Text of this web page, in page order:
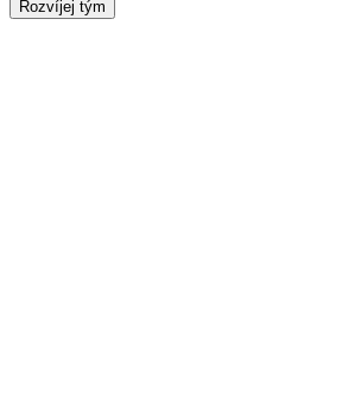
Rozvíjej tým